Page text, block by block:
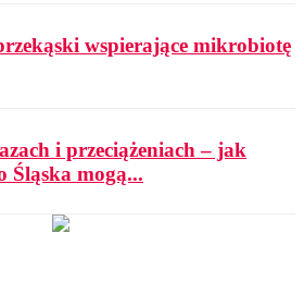
wspierające mikrobiotę
i przeciążeniach – jak
Śląska mogą...